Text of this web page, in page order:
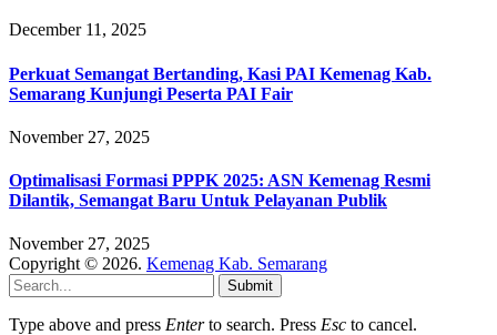
December 11, 2025
Perkuat Semangat Bertanding, Kasi PAI Kemenag Kab.
Semarang Kunjungi Peserta PAI Fair
November 27, 2025
Optimalisasi Formasi PPPK 2025: ASN Kemenag Resmi
Dilantik, Semangat Baru Untuk Pelayanan Publik
November 27, 2025
Copyright © 2026. Kemenag Kab. Semarang
Submit
Type above and press Enterto search. Press Esc to cancel.